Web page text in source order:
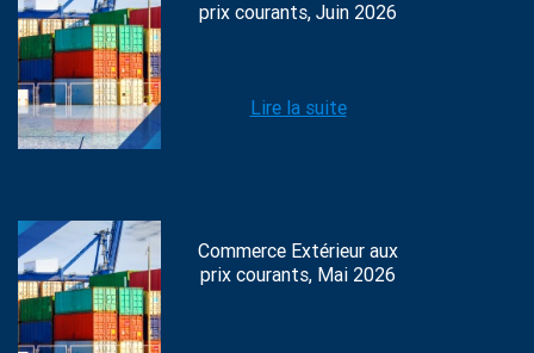
prix courants, Juin 2026
Lire la suite
Commerce Extérieur aux
prix courants, Mai 2026